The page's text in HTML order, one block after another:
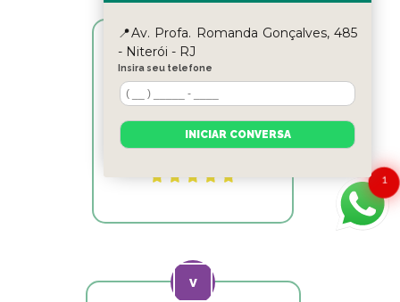
Reyslane Fernandes
Excelente equipe!!
1
📍Av. Profa. Romanda Gonçalves, 485
- Niterói - RJ
Insira seu telefone
INICIAR CONVERSA